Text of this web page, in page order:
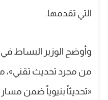
التي تقدمها.
وأوضح الوزير البساط في
من مجرد تحديث تقني»،
«تحديثاً بنيوياً ضمن